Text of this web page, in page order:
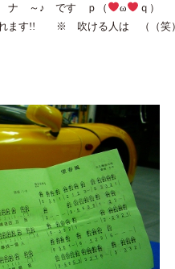
ナ ～♪ です ｐ（ ω
ｑ）
られます!! ※ 吹ける人は （（